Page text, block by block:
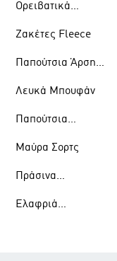
Ορειβατικά
Ζακέτες Fleece
Παπούτσια Άρσης
Λευκά Μπουφάν
Παπούτσια
Μαύρα Σορτς
Πράσινα
Ελαφριά